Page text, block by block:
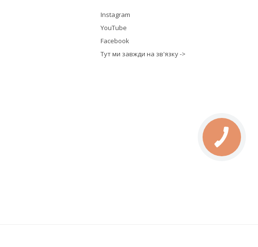
Instagram
YouTube
Facebook
Тут ми завжди на зв'язку ->